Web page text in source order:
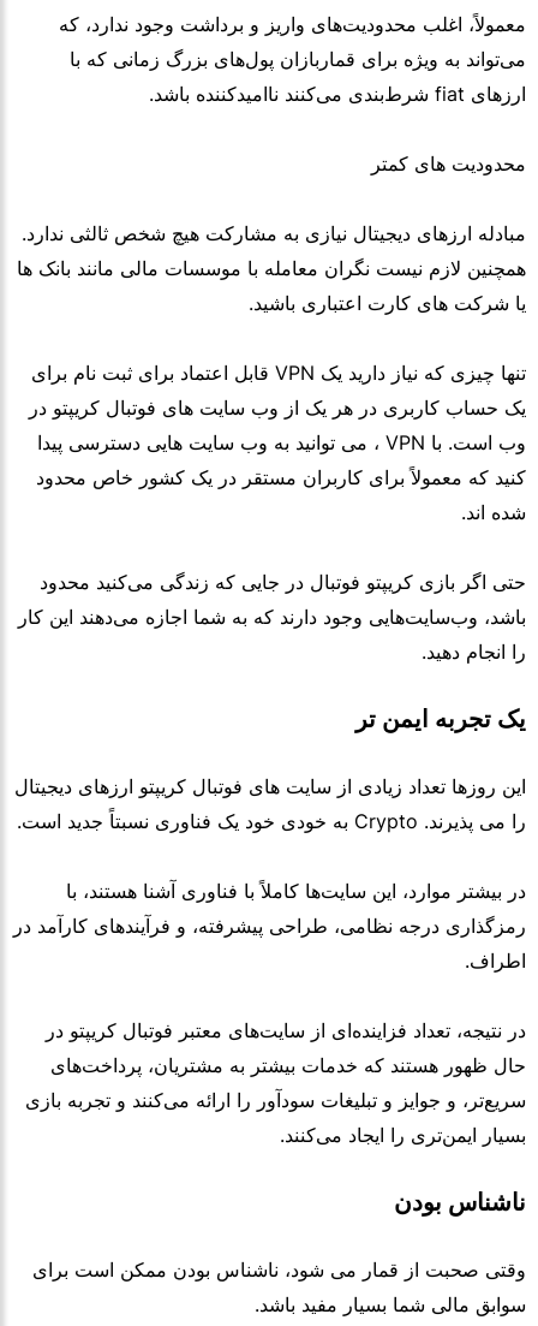
معمولاً، اغلب محدودیت‌های واریز و برداشت وجود ندارد، که
می‌تواند به ویژه برای قماربازان پول‌های بزرگ زمانی که با
ارزهای fiat شرط‌بندی می‌کنند ناامیدکننده باشد.
محدودیت های کمتر
مبادله ارزهای دیجیتال نیازی به مشارکت هیچ شخص ثالثی ندارد.
همچنین لازم نیست نگران معامله با موسسات مالی مانند بانک ها
یا شرکت های کارت اعتباری باشید.
تنها چیزی که نیاز دارید یک VPN قابل اعتماد برای ثبت نام برای
یک حساب کاربری در هر یک از وب سایت های فوتبال کریپتو در
وب است. با VPN ، می توانید به وب سایت هایی دسترسی پیدا
کنید که معمولاً برای کاربران مستقر در یک کشور خاص محدود
شده اند.
حتی اگر بازی کریپتو فوتبال در جایی که زندگی می‌کنید محدود
باشد، وب‌سایت‌هایی وجود دارند که به شما اجازه می‌دهند این کار
را انجام دهید.
یک تجربه ایمن تر
این روزها تعداد زیادی از سایت های فوتبال کریپتو ارزهای دیجیتال
را می پذیرند. Crypto به خودی خود یک فناوری نسبتاً جدید است.
در بیشتر موارد، این سایت‌ها کاملاً با فناوری آشنا هستند، با
رمزگذاری درجه نظامی، طراحی پیشرفته، و فرآیندهای کارآمد در
اطراف.
در نتیجه، تعداد فزاینده‌ای از سایت‌های معتبر فوتبال کریپتو در
حال ظهور هستند که خدمات بیشتر به مشتریان، پرداخت‌های
سریع‌تر، و جوایز و تبلیغات سودآور را ارائه می‌کنند و تجربه بازی
بسیار ایمن‌تری را ایجاد می‌کنند.
ناشناس بودن
وقتی صحبت از قمار می شود، ناشناس بودن ممکن است برای
سوابق مالی شما بسیار مفید باشد.